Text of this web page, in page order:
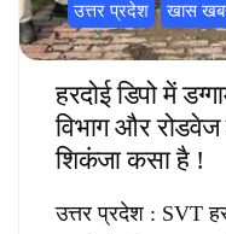
उत्तर प्रदेश खास
हरदोई डिपो में
विभाग और
शिकंजा कसा है !
उत्तर प्रदेश : SVT